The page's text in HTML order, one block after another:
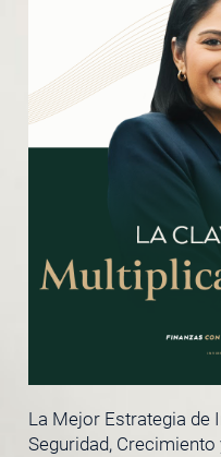
La Mejor Estrategia de
Seguridad,